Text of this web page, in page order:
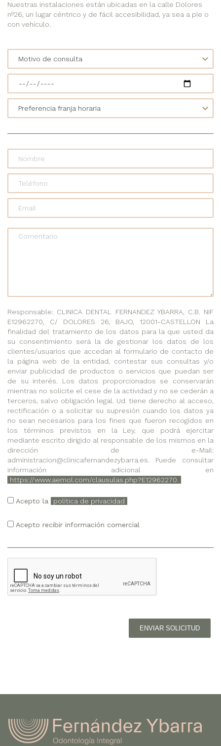
Nuestras instalaciones están ubicadas en la calle Dolores
nº26, un lugar céntrico y de fácil accesibilidad, ya sea a pie o
con vehículo.
Comentario
Responsable: CLINICA DENTAL FERNANDEZ YBARRA, C.B. NIF
E12962270, C/ DOLORES 26, BAJO, 12001-CASTELLON La
finalidad del tratamiento de los datos para la que usted da
su consentimiento será la de gestionar los datos de los
clientes/usuarios que accedan al formulario de contacto de
la página web de la entidad, contestar sus consultas y/o
enviar publicidad de productos o servicios que puedan ser
de su interés. Los datos proporcionados se conservarán
mientras no solicite el cese de la actividad y no se cederán a
terceros, salvo obligación legal. Ud. tiene derecho al acceso,
rectificación o a solicitar su supresión cuando los datos ya
no sean necesarios para los fines que fueron recogidos en
los términos previstos en la Ley, que podrá ejercitar
mediante escrito dirigido al responsable de los mismos en la
dirección de e-Mail:
administracion@clinicafernandezybarra.es. Puede consultar
información adicional en
https://www.aemol.com/clausulas.php?E12962270.
Acepto la política de privacidad
Acepto recibir información comercial
ENVIAR SOLICITUD